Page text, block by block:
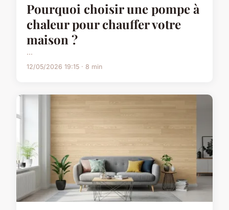
Pourquoi choisir une pompe à
chaleur pour chauffer votre
maison ?
...
12/05/2026 19:15 · 8 min